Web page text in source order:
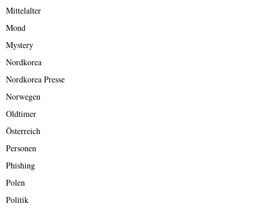
Mittelalter
Mond
Mystery
Nordkorea
Nordkorea Presse
Norwegen
Oldtimer
Österreich
Personen
Phishing
Polen
Politik